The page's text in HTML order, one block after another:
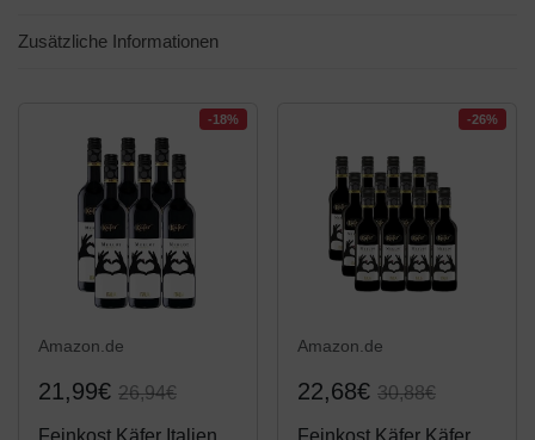
Zusätzliche Informationen
-18%
Amazon.de
21,99€ 26,94€
-26%
Amazon.de
22,68€ 30,88€